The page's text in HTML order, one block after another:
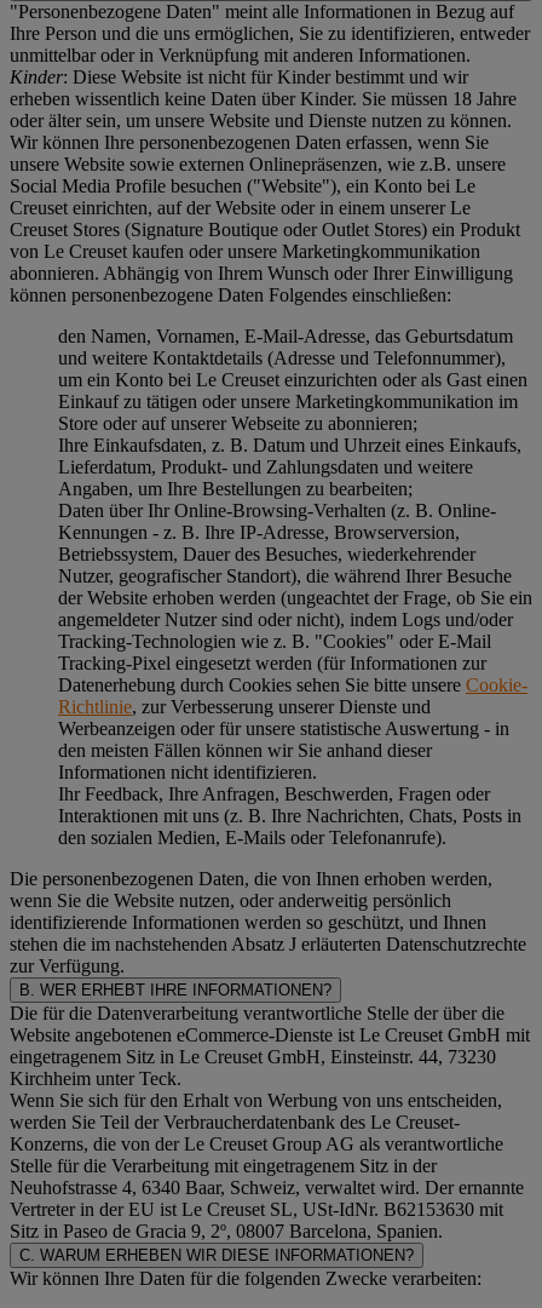
"Personenbezogene Daten" meint alle Informationen in Bezug auf
Ihre Person und die uns ermöglichen, Sie zu identifizieren, entweder
unmittelbar oder in Verknüpfung mit anderen Informationen.
Kinder: Diese Website ist nicht für Kinder bestimmt und wir
erheben wissentlich keine Daten über Kinder. Sie müssen 18 Jahre
oder älter sein, um unsere Website und Dienste nutzen zu können.
Wir können Ihre personenbezogenen Daten erfassen, wenn Sie
unsere Website sowie externen Onlinepräsenzen, wie z.B. unsere
Social Media Profile besuchen ("Website"), ein Konto bei Le
Creuset einrichten, auf der Website oder in einem unserer Le
Creuset Stores (Signature Boutique oder Outlet Stores) ein Produkt
von Le Creuset kaufen oder unsere Marketingkommunikation
abonnieren. Abhängig von Ihrem Wunsch oder Ihrer Einwilligung
können personenbezogene Daten Folgendes einschließen:
den Namen, Vornamen, E-Mail-Adresse, das Geburtsdatum
und weitere Kontaktdetails (Adresse und Telefonnummer),
um ein Konto bei Le Creuset einzurichten oder als Gast einen
Einkauf zu tätigen oder unsere Marketingkommunikation im
Store oder auf unserer Webseite zu abonnieren;
Ihre Einkaufsdaten, z. B. Datum und Uhrzeit eines Einkaufs,
Lieferdatum, Produkt- und Zahlungsdaten und weitere
Angaben, um Ihre Bestellungen zu bearbeiten;
Daten über Ihr Online-Browsing-Verhalten (z. B. Online-
Kennungen - z. B. Ihre IP-Adresse, Browserversion,
Betriebssystem, Dauer des Besuches, wiederkehrender
Nutzer, geografischer Standort), die während Ihrer Besuche
der Website erhoben werden (ungeachtet der Frage, ob Sie ein
angemeldeter Nutzer sind oder nicht), indem Logs und/oder
Tracking-Technologien wie z. B. "Cookies" oder E-Mail
Tracking-Pixel eingesetzt werden (für Informationen zur
Datenerhebung durch Cookies sehen Sie bitte unsere Cookie-
Richtlinie, zur Verbesserung unserer Dienste und
Werbeanzeigen oder für unsere statistische Auswertung - in
den meisten Fällen können wir Sie anhand dieser
Informationen nicht identifizieren.
Ihr Feedback, Ihre Anfragen, Beschwerden, Fragen oder
Interaktionen mit uns (z. B. Ihre Nachrichten, Chats, Posts in
den sozialen Medien, E-Mails oder Telefonanrufe).
Die personenbezogenen Daten, die von Ihnen erhoben werden,
wenn Sie die Website nutzen, oder anderweitig persönlich
identifizierende Informationen werden so geschützt, und Ihnen
stehen die im nachstehenden Absatz J erläuterten Datenschutzrechte
zur Verfügung.
B. WER ERHEBT IHRE INFORMATIONEN?
Die für die Datenverarbeitung verantwortliche Stelle der über die
Website angebotenen eCommerce-Dienste ist Le Creuset GmbH mit
eingetragenem Sitz in Le Creuset GmbH, Einsteinstr. 44, 73230
Kirchheim unter Teck.
Wenn Sie sich für den Erhalt von Werbung von uns entscheiden,
werden Sie Teil der Verbraucherdatenbank des Le Creuset-
Konzerns, die von der Le Creuset Group AG als verantwortliche
Stelle für die Verarbeitung mit eingetragenem Sitz in der
Neuhofstrasse 4, 6340 Baar, Schweiz, verwaltet wird. Der ernannte
Vertreter in der EU ist Le Creuset SL, USt-IdNr. B62153630 mit
Sitz in Paseo de Gracia 9, 2º, 08007 Barcelona, Spanien.
C. WARUM ERHEBEN WIR DIESE INFORMATIONEN?
Wir können Ihre Daten für die folgenden Zwecke verarbeiten: